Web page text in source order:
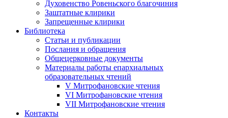
Духовенство Ровеньского благочиния
Заштатные клирики
Запрещенные клирики
Библиотека
Статьи и публикации
Послания и обращения
Общецерковные документы
Материалы работы епархиальных
образовательных чтений
V Митрофановские чтения
VI Митрофановские чтения
VII Митрофановские чтения
Контакты